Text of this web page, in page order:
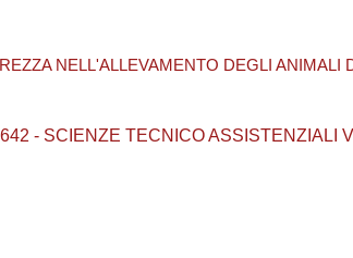
NELL'ALLEVAMENTO DEGLI ANIMALI
- SCIENZE TECNICO ASSISTENZIALI